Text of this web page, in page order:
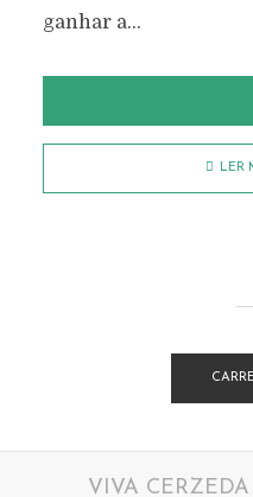
ganhar a...
LER
VIVA CERZEDA